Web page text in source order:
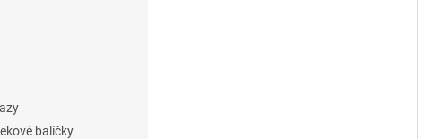
balíčky